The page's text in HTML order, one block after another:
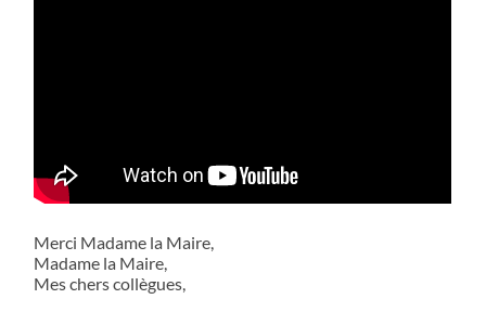
Merci Madame la Maire,
Madame la Maire,
Mes chers collègues,